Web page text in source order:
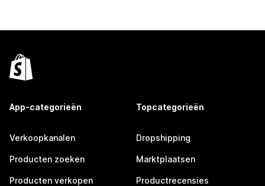
App-categorieën
Verkoopkanalen
Producten zoeken
Producten verkopen
Topcategorieën
Dropshipping
Marktplaatsen
Productrecensies